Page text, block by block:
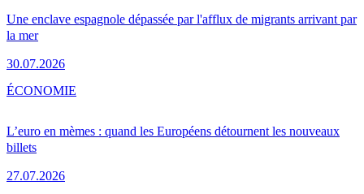
Une enclave espagnole dépassée par l'afflux de migrants arrivant par
la mer
30.07.2026
L’euro en mèmes : quand les Européens détournent les nouveaux
billets
27.07.2026
ÉCONOMIE